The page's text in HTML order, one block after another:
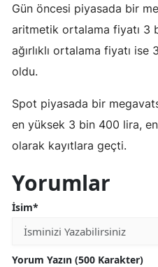
Gün öncesi piyasada bir
aritmetik ortalama fiyatı 3
ağırlıklı ortalama fiyatı
oldu.
Spot piyasada bir
en yüksek 3 bin 400 lira,
olarak kayıtlara geçti.
Yorumlar
İsim*
Yorum Yazın (500 Karakter)